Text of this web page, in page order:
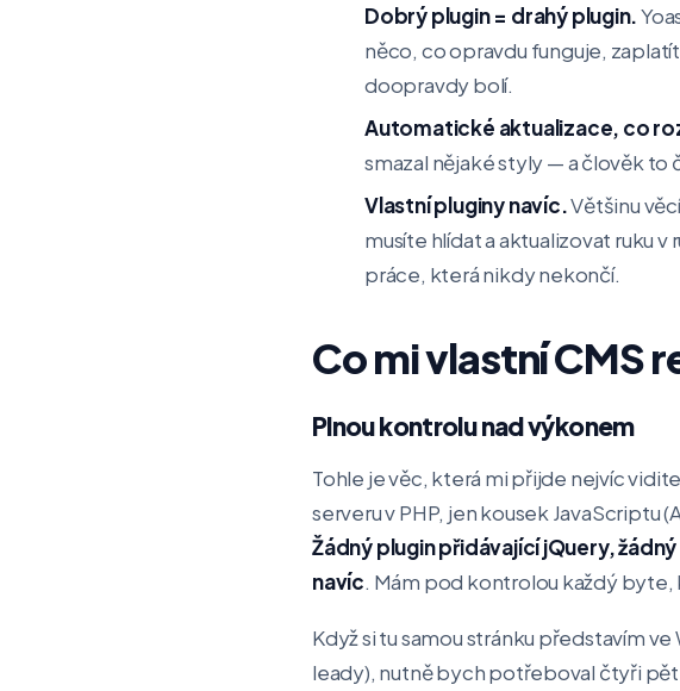
Dobrý plugin = drahý plugin.
něco, co opravdu funguje,
doopravdy bolí.
Automatické aktualizace, co
smazal nějaké styly — a člověk to
Vlastní pluginy navíc.Většinu
musíte hlídat a aktualizovat ruku
práce, která nikdy nekončí.
Co mi vlastní CMS
Plnou kontrolu nad výkonem
Tohle je věc, která mi přijde nejvíc
serveru v PHP, jen kousek JavaScriptu
Žádný plugin přidávající jQuery,
navíc. Mám pod kontrolou každý
Když si tu samou stránku představím
leady), nutně bych potřeboval čtyři